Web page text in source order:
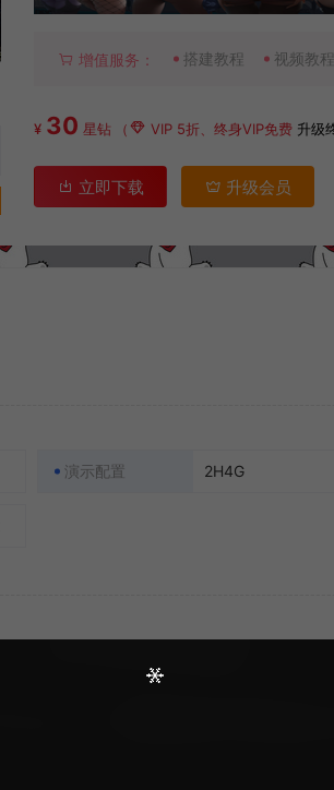
增值服务： 搭建教程 视频教程
¥ 30 星钻 （ VIP 5折、终身VIP免费 升级
立即下载 升级会员
演示配置 2H4G